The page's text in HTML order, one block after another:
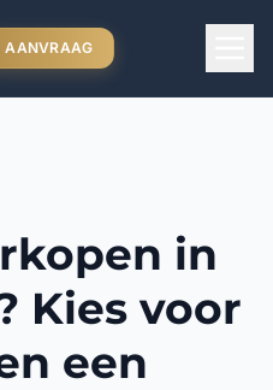
AANVRAAG
in
Kies voor
een